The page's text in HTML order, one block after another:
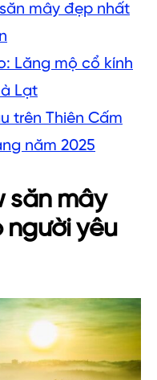
mây đẹp nhất
Lăng mộ cổ kính
Lạt
trên Thiên Cấm
năm 2025
săn mây
yêu